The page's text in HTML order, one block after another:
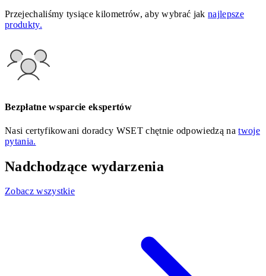
Przejechaliśmy tysiące kilometrów, aby wybrać jaknajlepsze
produkty.
Bezpłatne wsparcie ekspertów
Nasi certyfikowani doradcy WSET chętnie odpowiedzą natwoje
pytania.
Nadchodzące wydarzenia
Zobacz wszystkie